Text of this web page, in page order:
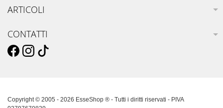
ARTICOLI
CONTATTI
Copyright © 2005 - 2026 EsseShop ® - Tutti i diritti riservati - PIVA